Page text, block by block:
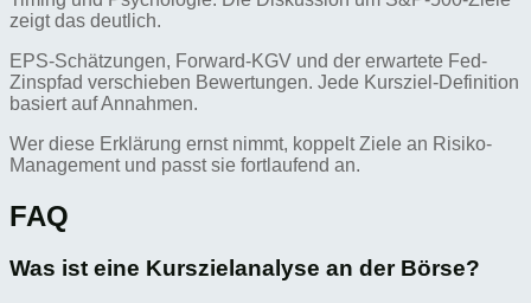
zeigt das deutlich.
EPS-Schätzungen, Forward-KGV und der erwartete Fed-
Zinspfad verschieben Bewertungen. Jede Kursziel-Definition
basiert auf Annahmen.
Wer diese Erklärung ernst nimmt, koppelt Ziele an Risiko-
Management und passt sie fortlaufend an.
FAQ
Was ist eine Kurszielanalyse an der Börse?